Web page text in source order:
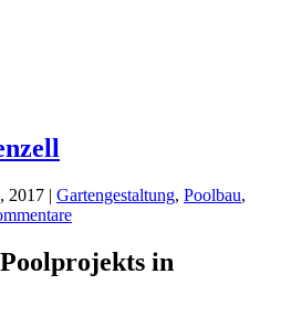
2017 | Gartengestaltung, Poolbau,
in